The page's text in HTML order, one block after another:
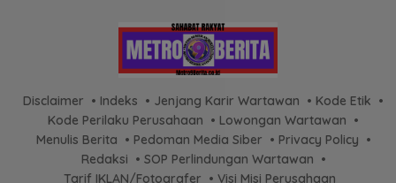
Disclaimer Indeks Jenjang Karir Wartawan
Kode Etik
Kode Perilaku Perusahaan
Lowongan Wartawan
Menulis Berita
Pedoman Media Siber
Privacy Policy
Redaksi
SOP Perlindungan Wartawan
Tarif IKLAN/Fotografer
Visi Misi Perusahaan